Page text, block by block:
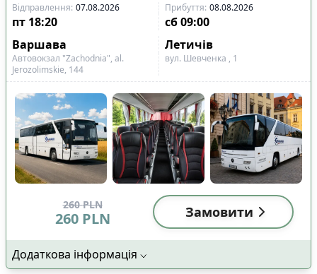
Відправлення: 07.08.2026 Прибуття: 08.08.2026
пт 18:20 сб 09:00
Варшава
Летичів
Автовокзал "Zachodnia", al.
Jerozolimskie, 144
вул. Шевченка , 1
260 PLN
260 PLN Замовити
Додаткова інформація